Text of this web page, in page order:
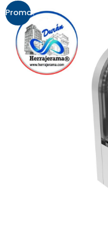
Promo!